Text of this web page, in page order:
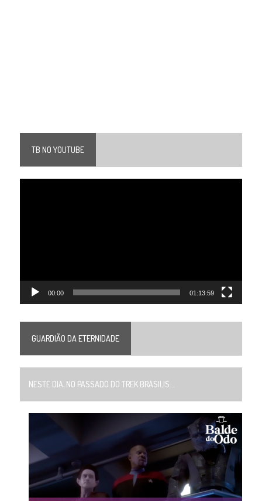
TB NO YOUTUBE
00:00 01:13:59
GUARDIÃO DA ETERNIDADE
NESTE DIA, NO PASSADO DO TREK BRASILIS...